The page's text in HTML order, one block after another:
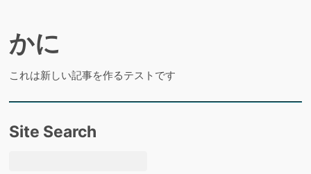
かに
これは新しい記事を作るテストです
Site Search